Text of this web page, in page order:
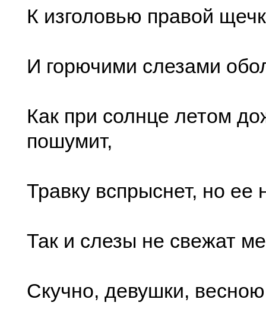
К изголовью правой
И горючими слезами
Как при солнце летом
пошумит,
Травку вспрыснет, но ее
Так и слезы не свежат
Скучно, девушки,